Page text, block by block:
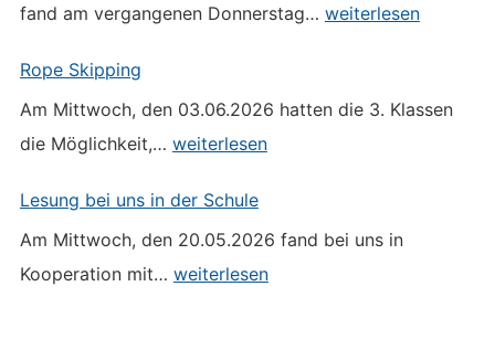
fand am vergangenen Donnerstag… Schulfest
weiterlesen
Rope Skipping
Am Mittwoch, den 03.06.2026 hatten die 3. Klassen
die Möglichkeit,… Rope
weiterlesen
Lesung bei uns in der Schule
Am Mittwoch, den 20.05.2026 fand bei uns in
Kooperation mit… Lesung
weiterlesen